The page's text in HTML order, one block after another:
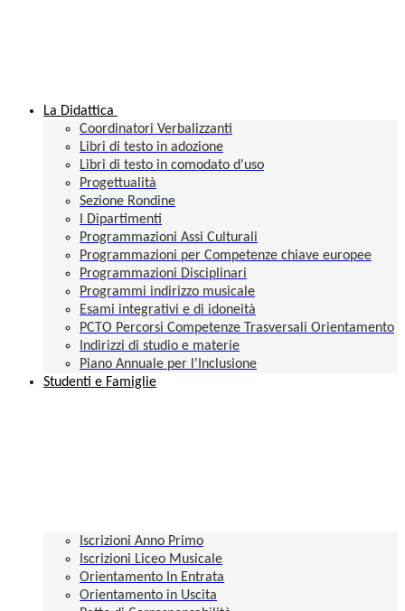
La Didattica
Coordinatori Verbalizzanti
Libri di testo in adozione
Libri di testo in comodato d'uso
Progettualità
Sezione Rondine
I Dipartimenti
Programmazioni Assi Culturali
Programmazioni per Competenze chiave europee
Programmazioni Disciplinari
Programmi indirizzo musicale
Esami integrativi e di idoneità
PCTO Percorsi Competenze Trasversali Orientamento
Indirizzi di studio e materie
Piano Annuale per l'Inclusione
Studenti e Famiglie
Iscrizioni Anno Primo
Iscrizioni Liceo Musicale
Orientamento In Entrata
Orientamento in Uscita